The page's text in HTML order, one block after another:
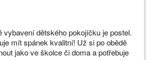
vybavení dětského pokojíčku je postel.
mít spánek kvalitní! Už si po obědě
jako ve školce či doma a potřebuje